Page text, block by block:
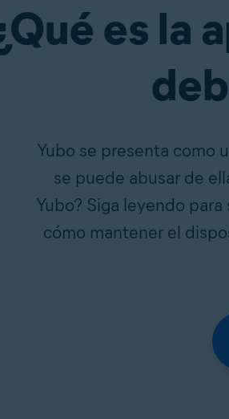
es la
Yubo se presenta como
se puede abusar de
Yubo? Siga leyendo
cómo mantener el